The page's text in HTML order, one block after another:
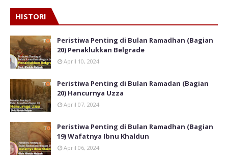
HISTORI
Peristiwa Penting di Bulan Ramadhan (Bagian
20) Penaklukkan Belgrade
April 10, 2024
Peristiwa Penting di Bulan Ramadan (Bagian
20) Hancurnya Uzza
April 07, 2024
Peristiwa Penting di Bulan Ramadhan (Bagian
19) Wafatnya Ibnu Khaldun
April 06, 2024